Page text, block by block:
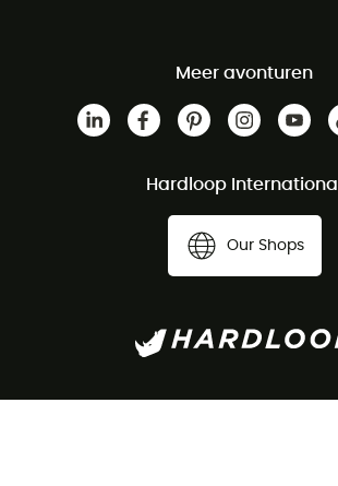
Meer avonturen
Hardloop International
Our Shops